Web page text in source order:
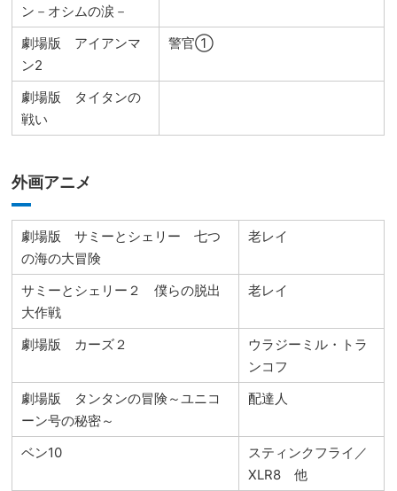
ン－オシムの涙－
劇場版 アイアンマ
ン2
警官①
劇場版 タイタンの
戦い
外画アニメ
劇場版 サミーとシェリー 七つ
の海の大冒険
老レイ
サミーとシェリー２ 僕らの脱出
大作戦
老レイ
劇場版 カーズ２
ウラジーミル・トラ
ンコフ
劇場版 タンタンの冒険～ユニコ
ーン号の秘密～
配達人
ベン10
スティンクフライ／
XLR8 他